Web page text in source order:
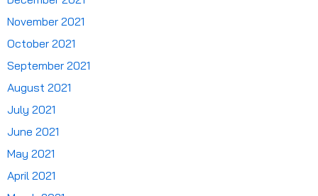
November 2021
October 2021
September 2021
August 2021
July 2021
June 2021
May 2021
April 2021